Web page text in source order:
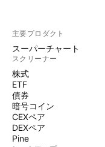
主要プロダクト
スーパーチャート
スクリーナー
株式
ETF
債券
暗号コイン
CEXペア
DEXペア
Pine